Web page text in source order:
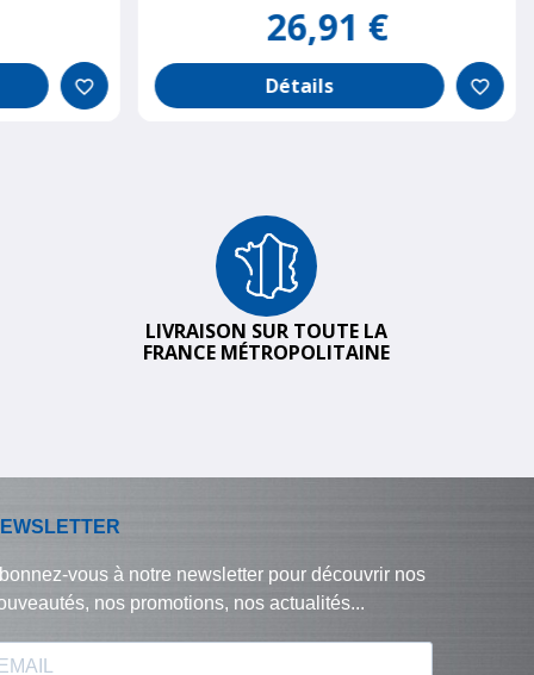
favorite_border
26,91 €
Détails favorite_border
LIVRAISON SUR TOUTE LA
FRANCE MÉTROPOLITAINE